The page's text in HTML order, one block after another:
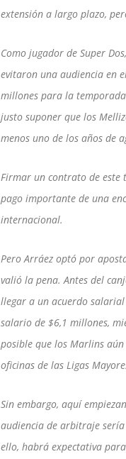
extensión a largo plazo,
Como jugador de Super
evitaron una audiencia en
millones para la
justo suponer que los
menos uno de los años de
Firmar un contrato de este
pago importante de una
internacional.
Pero Arráez optó por
valió la pena. Antes del
llegar a un acuerdo
salario de $6,1 millones,
posible que los Marlins
oficinas de las Ligas
Sin embargo, aquí
audiencia de arbitraje
ello, habrá expectativa